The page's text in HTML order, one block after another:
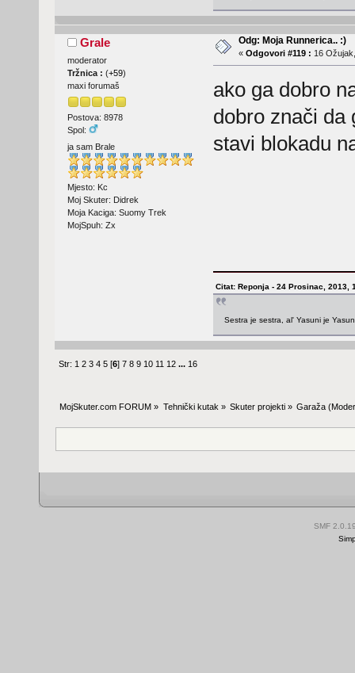
Grale
moderator
Tržnica : (+59)
maxi forumaš
Postova: 8978
Spol:
ja sam Brale
Mjesto: Kc
Moj Skuter: Didrek
Moja Kaciga: Suomy Trek
MojSpuh: Zx
Odg: Moja Runnerica.. :)
« Odgovori #119 : 16
ako ga dobro
dobro znači da
stavi blokadu
Citat: Reponja - 24 Prosinac, 2013,
Sestra je sestra, al' Yasuni je
Str: 1 2 3 4 5 [6]7 8 9 10 11 12 ... 16
MojSkuter.com FORUM » Tehnički kutak » Skuter projekti» Garaža
SMF